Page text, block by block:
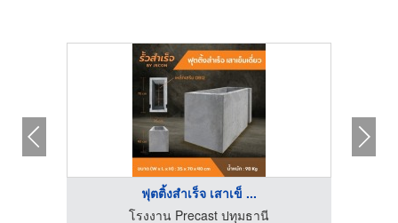
ฟุตติ้งสำเร็จ เสาเข็ ...
โรงงาน Precast ปทุมธานี